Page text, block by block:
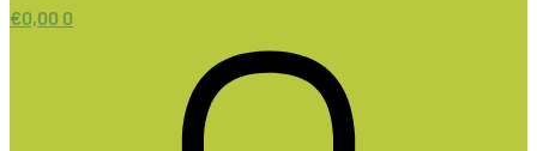
€0,00 0